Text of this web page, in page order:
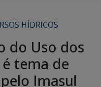
HÍDRICOS
do Uso dos
tema de
Imasul